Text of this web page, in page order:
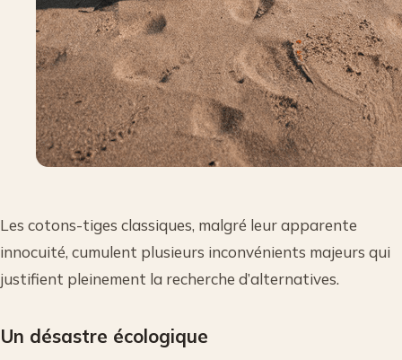
Les cotons-tiges classiques, malgré leur apparente
innocuité, cumulent plusieurs inconvénients majeurs qui
justifient pleinement la recherche d’alternatives.
Un désastre écologique